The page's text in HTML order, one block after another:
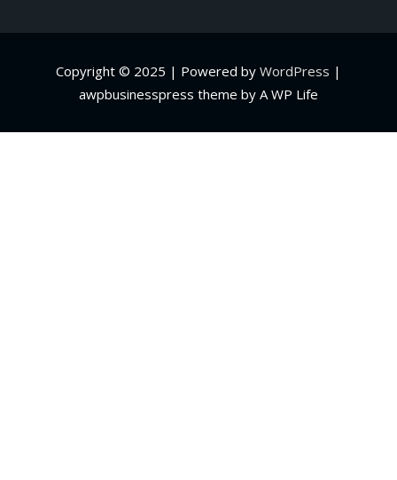
Copyright © 2025 | Powered by WordPress |
awpbusinesspress theme by A WP Life